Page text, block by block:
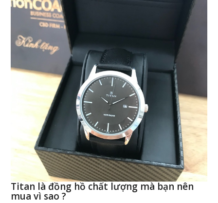
Titan là đồng hồ chất lượng mà bạn nên
mua vì sao ?